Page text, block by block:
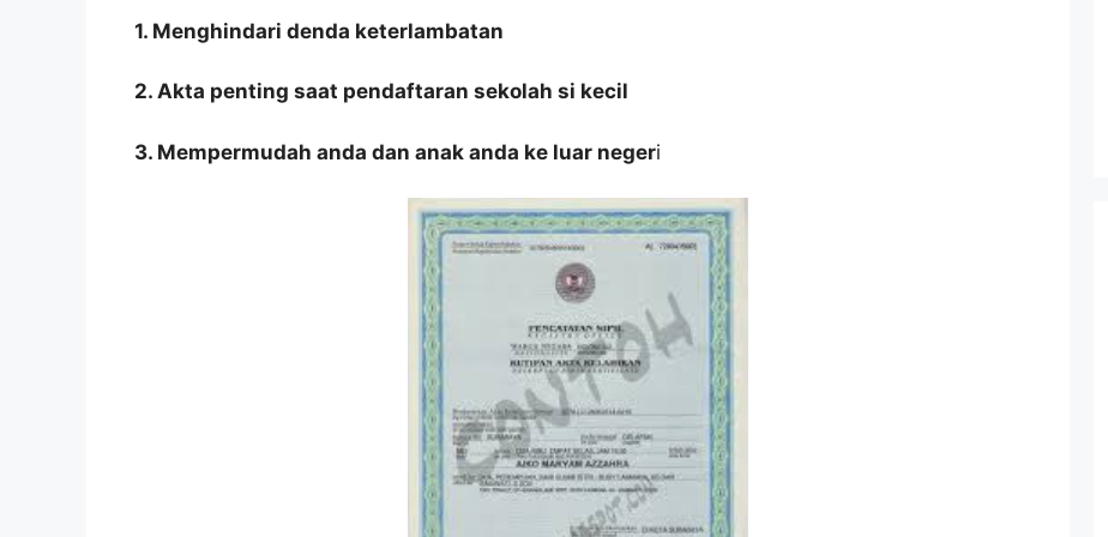
1. Menghindari denda keterlambatan
2. Akta penting saat pendaftaran sekolah si kecil
3. Mempermudah anda dan anak anda ke luar negeri